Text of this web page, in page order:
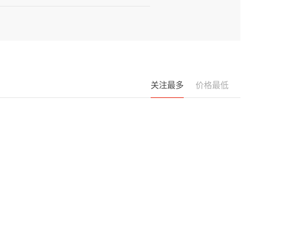
关注最多 价格最低